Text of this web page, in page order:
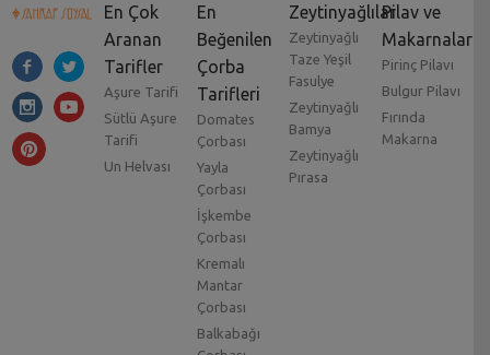
En Çok
Aranan
Tarifler
Aşure Tarifi
Sütlü Aşure
Tarifi
Un Helvası
En
Beğenilen
Çorba
Tarifleri
Domates
Çorbası
Yayla
Çorbası
İşkembe
Çorbası
Kremalı
Mantar
Çorbası
Balkabağı
Zeytinyağlılar
Zeytinyağlı
Taze Yeşil
Fasulye
Zeytinyağlı
Bamya
Zeytinyağlı
Pırasa
Pilav ve
Makarnalar
Pirinç Pilavı
Bulgur Pilavı
Fırında
Makarna